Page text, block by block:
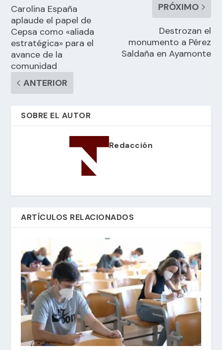
Carolina España
aplaude el papel de
Cepsa como «aliada
estratégica» para el
avance de la
comunidad
ANTERIOR
PRÓXIMO
Destrozan el
monumento a Pérez
Saldaña en Ayamonte
SOBRE EL AUTOR
Redacción
ARTÍCULOS RELACIONADOS